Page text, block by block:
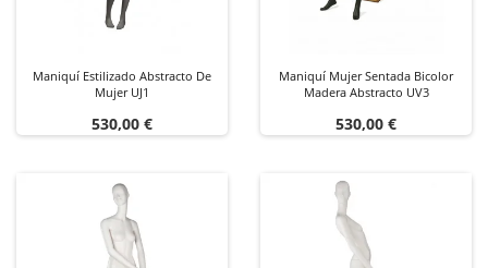
Maniquí Estilizado Abstracto De
Mujer UJ1
Precio
530,00 €
Maniquí Mujer Sentada Bicolor
Madera Abstracto UV3
Precio
530,00 €